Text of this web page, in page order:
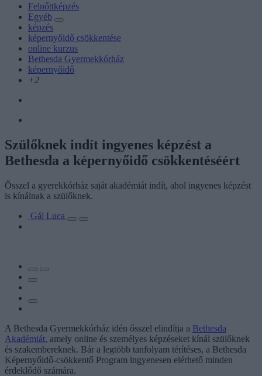
Felnőttképzés
Egyéb
képzés
képernyőidő csökkentése
online kurzus
Bethesda Gyermekkórház
képernyőidő
+2
Szülőknek indít ingyenes képzést a
Bethesda a képernyőidő csökkentéséért
Ősszel a gyerekkórház saját akadémiát indít, ahol ingyenes képzést
is kínálnak a szülőknek.
Gál Luca
A Bethesda Gyermekkórház idén ősszel elindítja a Bethesda
Akadémiát, amely online és személyes képzéseket kínál szülőknek
és szakembereknek. Bár a legtöbb tanfolyam térítéses, a Bethesda
Képernyőidő-csökkentő Program ingyenesen elérhető minden
érdeklődő számára.